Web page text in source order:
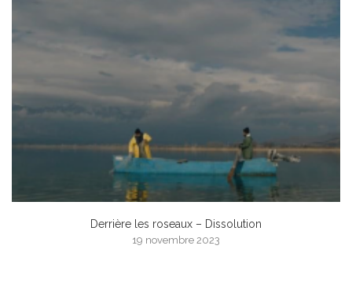
Derrière les roseaux – Dissolution
19 novembre 2023